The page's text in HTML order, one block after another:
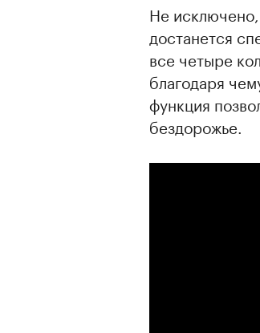
Не
достанется
все четыре
благодаря
функция
бездорожье.